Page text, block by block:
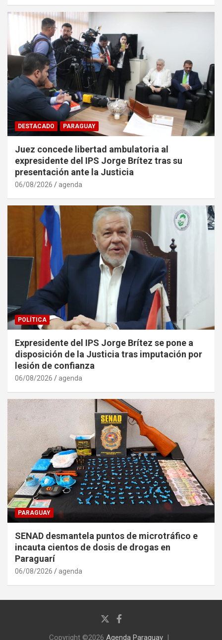
DESTACADO PARAGUAY
Juez concede libertad ambulatoria al
expresidente del IPS Jorge Brítez tras su
presentación ante la Justicia
06/08/2026 agenda
POLÍTICA
Expresidente del IPS Jorge Brítez se pone a
disposición de la Justicia tras imputación por
lesión de confianza
06/08/2026 agenda
PARAGUAY
SENAD desmantela puntos de microtráfico e
incauta cientos de dosis de drogas en
Paraguarí
06/08/2026 agenda
Copyright ©2026 Agenda Paraguay